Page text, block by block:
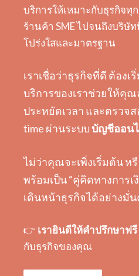
บริการให้เหมาะกับธุรกิจ
ร้านค้า SME ไปจนถึงบริษั
โปร่งใสและมาตรฐาน
เราเชื่อว่าธุรกิจที่ดี ต้อง
บริการของเราช่วยให้คุ
ประหยัดเวลา และตรวจ
time ผ่านระบบบัญชีออน
ไม่ว่าคุณจะเพิ่งเริ่มต้น ห
พร้อมเป็น “คู่คิดทางการ
เดินหน้าธุรกิจได้อย่างมั่น
👉 เรายินดีให้คำปรึกษาฟรี
กับธุรกิจของคุณ